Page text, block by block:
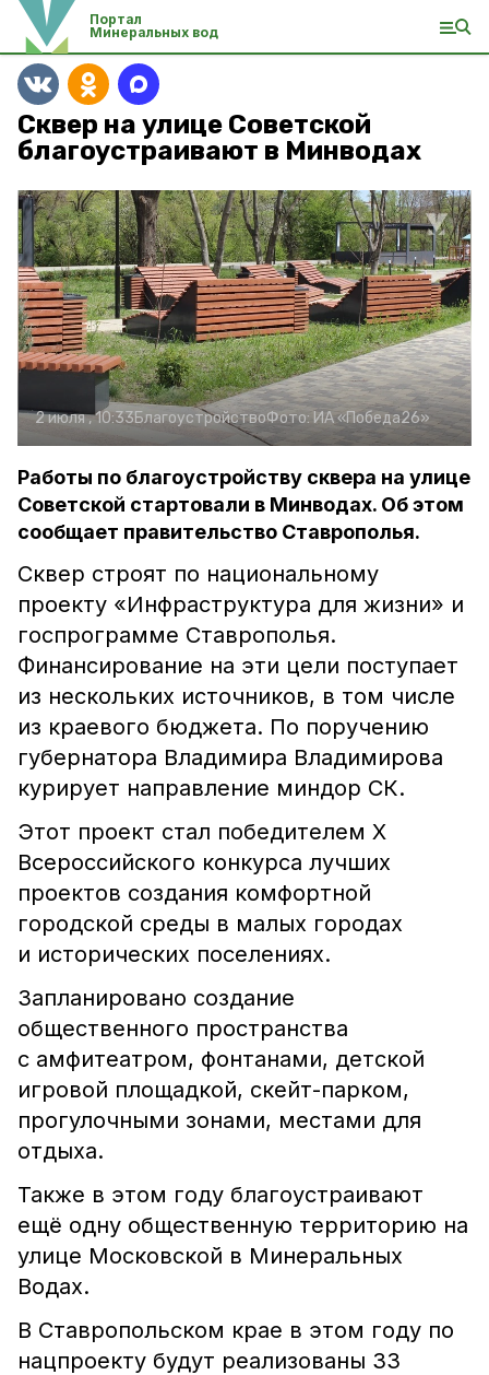
Портал
Минеральных вод
Сквер на улице Советской
благоустраивают в Минводах
2 июля , 10:33БлагоустройствоФото: ИА «Победа26»
Работы по благоустройству сквера на улице
Советской стартовали в Минводах. Об этом
сообщает правительство Ставрополья.
Сквер строят по национальному
проекту «Инфраструктура для жизни» и
госпрограмме Ставрополья.
Финансирование на эти цели поступает
из нескольких источников, в том числе
из краевого бюджета. По поручению
губернатора Владимира Владимирова
курирует направление миндор СК.
Этот проект стал победителем X
Всероссийского конкурса лучших
проектов создания комфортной
городской среды в малых городах
и исторических поселениях.
Запланировано создание
общественного пространства
с амфитеатром, фонтанами, детской
игровой площадкой, скейт-парком,
прогулочными зонами, местами для
отдыха.
Также в этом году благоустраивают
ещё одну общественную территорию на
улице Московской в Минеральных
Водах.
В Ставропольском крае в этом году по
нацпроекту будут реализованы 33